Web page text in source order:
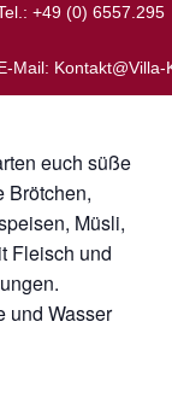
oder die
und in
euch süße
Brötchen,
Müsli,
Fleisch und
und Wasser
+49 (0) 6557.295
Mail: